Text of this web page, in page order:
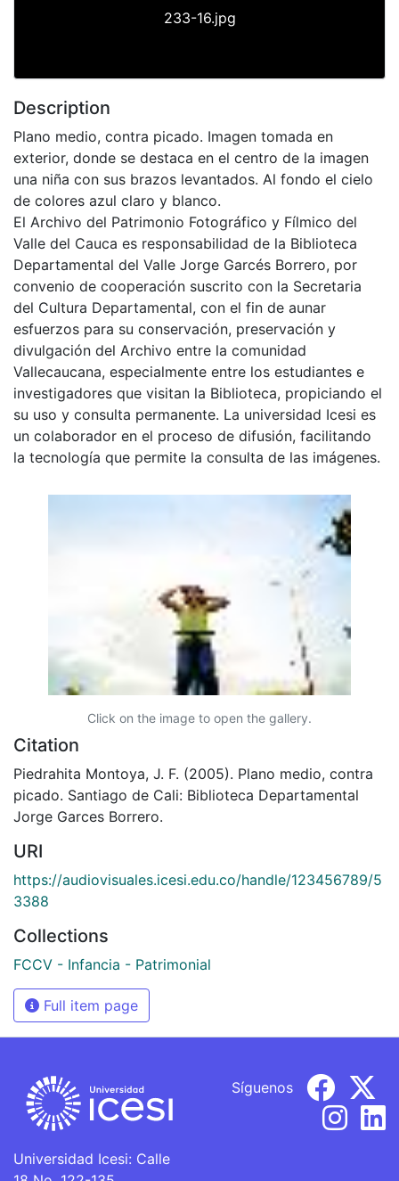
233-16.jpg
Description
Plano medio, contra picado. Imagen tomada en
exterior, donde se destaca en el centro de la imagen
una niña con sus brazos levantados. Al fondo el cielo
de colores azul claro y blanco.
El Archivo del Patrimonio Fotográfico y Fílmico del
Valle del Cauca es responsabilidad de la Biblioteca
Departamental del Valle Jorge Garcés Borrero, por
convenio de cooperación suscrito con la Secretaria
del Cultura Departamental, con el fin de aunar
esfuerzos para su conservación, preservación y
divulgación del Archivo entre la comunidad
Vallecaucana, especialmente entre los estudiantes e
investigadores que visitan la Biblioteca, propiciando el
su uso y consulta permanente. La universidad Icesi es
un colaborador en el proceso de difusión, facilitando
la tecnología que permite la consulta de las imágenes.
Click on the image to open the gallery.
Citation
Piedrahita Montoya, J. F. (2005). Plano medio, contra
picado. Santiago de Cali: Biblioteca Departamental
Jorge Garces Borrero.
URI
https://audiovisuales.icesi.edu.co/handle/123456789/5
3388
Collections
FCCV - Infancia - Patrimonial
Full item page
Universidad Icesi: Calle
Síguenos